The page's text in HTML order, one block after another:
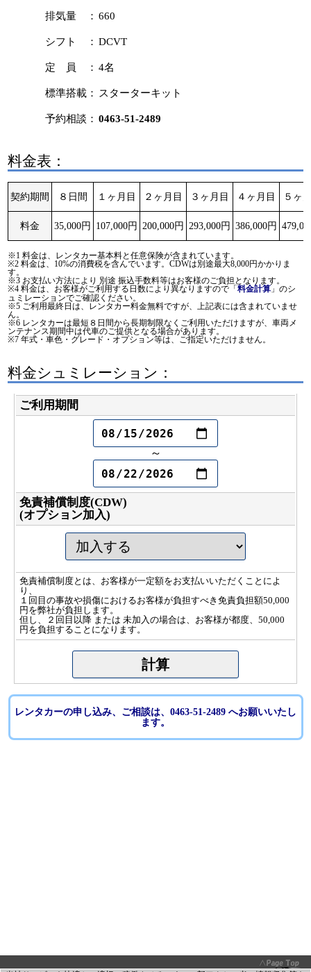
排気量 ： 660
シフト ： DCVT
定 員 ： 4名
標準搭載： スターターキット
予約相談： 0463-51-2489
料金表：
契約期間 ８日間 １ヶ月目 ２ヶ月目 ３ヶ月目 ４ヶ月目 ５ヶ
料金 35,000円 107,000円 200,000円 293,000円 386,000円
※1 料金は、レンタカー基本料と任意保険が含まれています。
※2 料金は、10%の消費税を含んでいます。CDWは別途最大8,000円かかりま
す。
※3 お支払い方法により 別途 振込手数料等はお客様のご負担となります。
※4 料金は、お客様がご利用する日数により異なりますので「料金計算 」のシ
ュミレーションでご確認ください。
※5 ご利用最終日は、レンタカー料金無料ですが、上記表には含まれていませ
ん。
※6 レンタカーは最短８日間から長期制限なくご利用いただけますが、車両メ
ンテナンス期間中は代車のご提供となる場合があります。
※7 年式・車色・グレード・オプション等は、ご指定いただけません。
料金シュミレーション：
ご利用期間
～
免責補償制度(CDW)
(オプション加入)
免責補償制度とは、お客様が一定額をお支払いいただくことによ
り、
１回目の事故や損傷におけるお客様が負担すべき免責負担額50,000
円を弊社が負担します。
但し、２回目以降 または 未加入の場合は、お客様が都度、50,000
円を負担することになります。
レンタカーの申し込み、ご相談は、0463-51-2489 へお願いいたし
ます。